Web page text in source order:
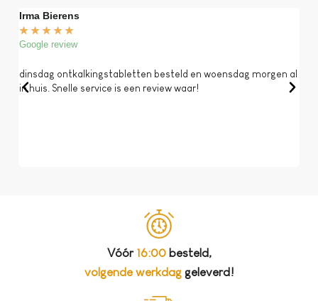
Irma Bierens
★ ★ ★ ★ ★
Google review
dinsdag ontkalkingstabletten besteld en woensdag morgen al
in huis. Snelle service is een review waar!
Vóór 16:00besteld,
volgende werkdaggeleverd!